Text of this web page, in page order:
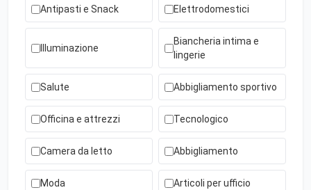
Antipasti e Snack Elettrodomestici
Illuminazione
Biancheria intima e
lingerie
Salute Abbigliamento sportivo
Officina e attrezzi Tecnologico
Camera da letto Abbigliamento
Moda Articoli per ufficio